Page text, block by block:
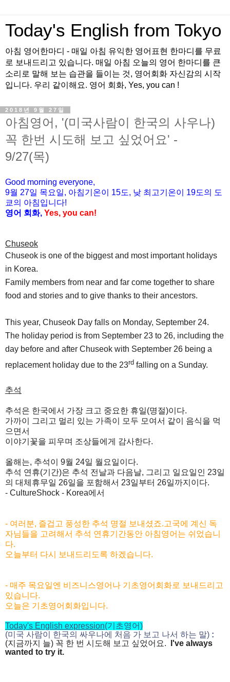
Today's English from Tokyo
아침 영어한마디 - 매일 아침 유익한 영어표현 한마디를 무료
로 보내드리고 있습니다. 매일 아침 오늘의 영어 한마디를 큰
소리로 말해 보는 습관을 들이는 것, 영어회화 자신감의 시작
입니다. 우리 같이해요. 영어 회화, Yes, you can !
2018년 9월 27일
아침영어, '(미국사람이 한국의 사우나)
꼭 한번 시도해 보고 싶었어요' -
9/27(목)
Good morning everyone,
9월 27일 목요일, 아침기온이 15도, 낮 최고기온이
19도의 도
쿄의 아침입니다!
영어 회화, Yes, you can!
Chuseok
Chuseok is one of the biggest and most important holidays
in Korea.
Family members from near and far come together to share
food and stories and to give thanks to their ancestors.
This year, Chuseok Day falls on Monday, September 24.
The holiday period is from September 23 to 26, including the
day before and after Chuseok with September 26 being a
replacement holiday due to the 23rd falling on a Sunday.
추석
추석은 한국에서 가장 크고 중요한 휴일(명절)이다.
가까이 그리고 멀리 있는 가족이 모두 모여서 같이 음식을 먹
으면서
이야기꽃을 피우며 조상들에게 감사한다.
올해는, 추석이 9월 24일 월요일이다.
추석 연휴(기간)은 추석 전날과 다음날, 그리고 일요일인 23일
의 대체휴무일 26일을 포함해서 23일부터 26일까지이다.
- CultureShock - Korea에서
- 여러분, 즐겁고 풍성한 추석 명절 보내셨죠.고국에 계신 독
자님들을 고려해서 추석 연휴기간동안 아침영어는 쉬었습니
다.
오늘부터 다시 보내드리도록 하겠습니다.
- 매주 목요일엔 비즈니스영어나 기초영어회화로 보내드리고
있습니다.
오늘은 기초영어회화입니다.
Today's English expression(기초영어)
(미국 사람이 한국의 싸우나에 처음 가 보고 나서 하는 말) :
(지금까지 늘) 꼭 한 번 시도해 보고 싶었어요.
I've always
wanted to try it.